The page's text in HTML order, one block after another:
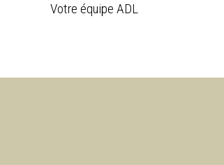
Votre équipe ADL